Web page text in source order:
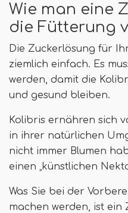
Wie man eine
die Fütterung
Die Zuckerlösung für
ziemlich einfach. Es
werden, damit die
und gesund bleiben.
Kolibris ernähren sich
in ihrer natürlichen
nicht immer Blumen
einen „künstlichen
Was Sie bei der
machen werden, ist ein